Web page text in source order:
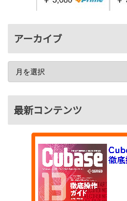
アーカイブ
最新コンテンツ